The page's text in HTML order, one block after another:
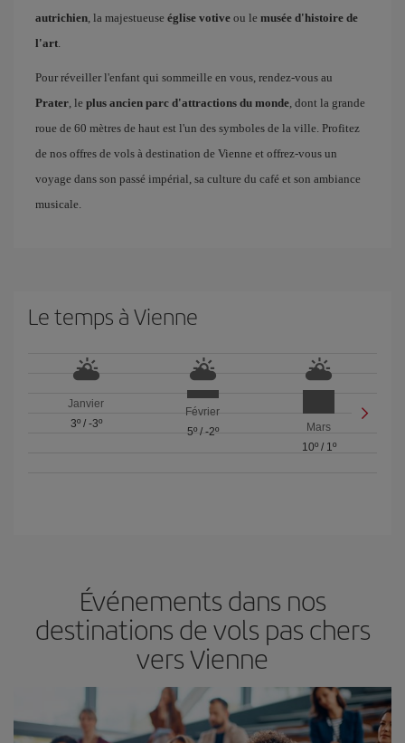
autrichien , la majestueuse église votive ou le musée d'histoire de
l'art
Pour réveiller l'enfant qui sommeille en vous, rendez-vous au
Prater , le plus ancien parc d'attractions du monde , dont la grande
roue de 60 mètres de haut est l'un des symboles de la ville. Profitez
de nos offres de vols à destination de Vienne et offrez-vous un
voyage dans son passé impérial, sa culture du café et son ambiance
musicale.
Le temps à Vienne
Janvier
3º/ -3º
Février
5º/ -2º
Mars
10º/ 1º
Événements dans nos
destinations de vols pas chers
vers Vienne